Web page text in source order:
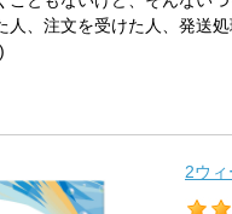
人、注文を受けた人、発送
2ウ